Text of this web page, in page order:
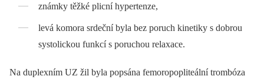
známky těžké plicní hypertenze,
levá komora srdeční byla bez poruch kinetiky s dobrou
systolickou funkcí s poruchou relaxace.
Na duplexním UZ žil byla popsána femoropopliteální trombóza